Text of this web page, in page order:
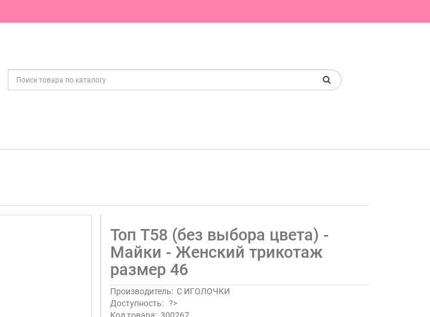
Топ Т58 (без выбора цвета) -
Майки - Женский трикотаж
размер 46
Производитель: С ИГОЛОЧКИ
Доступность: ?>